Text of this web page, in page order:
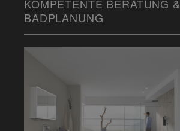
KOMPETENTE BERATUNG &
BADPLANUNG